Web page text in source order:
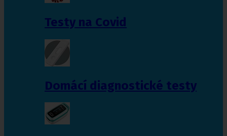
Testy na Covid
Domácí diagnostické testy